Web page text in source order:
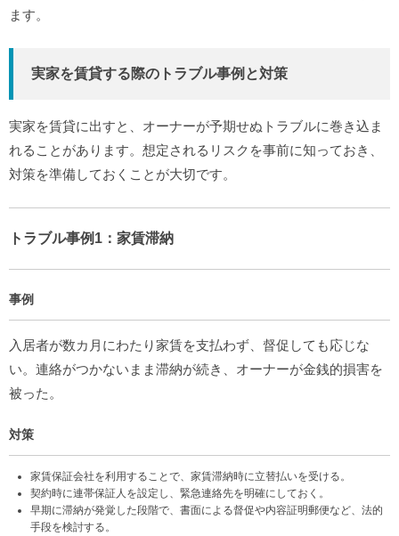
ます。
実家を賃貸する際のトラブル事例と対策
実家を賃貸に出すと、オーナーが予期せぬトラブルに巻き込ま
れることがあります。想定されるリスクを事前に知っておき、
対策を準備しておくことが大切です。
トラブル事例1：家賃滞納
事例
入居者が数カ月にわたり家賃を支払わず、督促しても応じな
い。連絡がつかないまま滞納が続き、オーナーが金銭的損害を
被った。
対策
家賃保証会社を利用することで、家賃滞納時に立替払いを受ける。
契約時に連帯保証人を設定し、緊急連絡先を明確にしておく。
早期に滞納が発覚した段階で、書面による督促や内容証明郵便など、法的
手段を検討する。